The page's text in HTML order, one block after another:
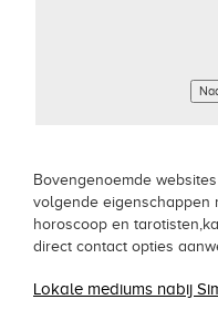
Bovengenoemde
volgende eigenschappen
horoscoop en
direct contact opties
Lokale mediums nabij